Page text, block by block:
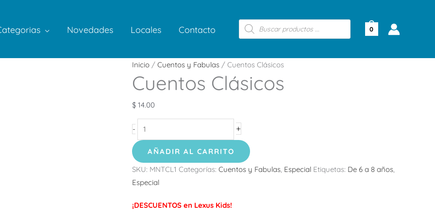
Novedades Locales Contacto
Búsqueda
de
productos
0
Inicio / Cuentos y Fabulas / Cuentos Clásicos
Cuentos Clásicos
$ 14.00
-
Cuentos
Clásicos
cantidad
+
AÑADIR AL CARRITO
SKU: MNTCL1 Categorías: Cuentos y Fabulas Especial Etiquetas: De 6 a 8 años
Especial
¡DESCUENTOS en Lexus Kids!